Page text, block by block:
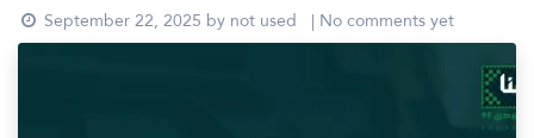
September 22, 2025 bynot used | No comments yet